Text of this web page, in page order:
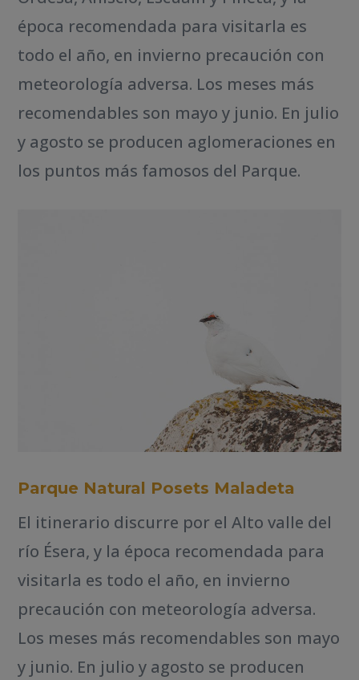
época recomendada para visitarla es
todo el año, en invierno precaución con
meteorología adversa. Los meses más
recomendables son mayo y junio. En julio
y agosto se producen aglomeraciones en
los puntos más famosos del Parque.
Parque Natural Posets Maladeta
El itinerario discurre por el Alto valle del
río Ésera, y la época recomendada para
visitarla es todo el año, en invierno
precaución con meteorología adversa.
Los meses más recomendables son mayo
y junio. En julio y agosto se producen